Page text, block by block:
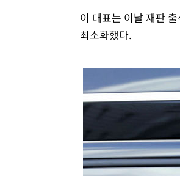
이 대표는 이날 재판
최소화했다.